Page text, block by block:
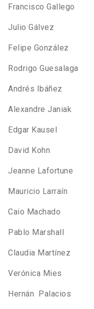
Francisco Gallego
Julio Gálvez
Felipe González
Rodrigo Guesalaga
Andrés Ibáñez
Alexandre Janiak
Edgar Kausel
David Kohn
Jeanne Lafortune
Mauricio Larraín
Caio Machado
Pablo Marshall
Claudia Martínez
Verónica Mies
Hernán Palacios